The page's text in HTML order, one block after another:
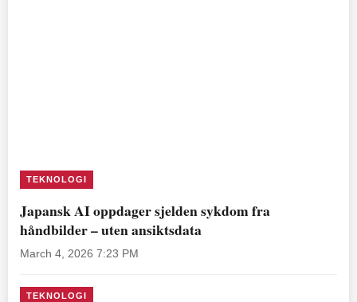
TEKNOLOGI
Japansk AI oppdager sjelden sykdom fra
håndbilder – uten ansiktsdata
March 4, 2026 7:23 PM
TEKNOLOGI